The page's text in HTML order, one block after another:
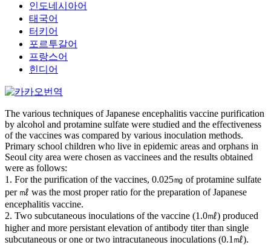
인도네시아어
태국어
터키어
포르투갈어
프랑스어
힌디어
The various techniques of Japanese encephalitis vaccine purification
by alcohol and protamine sulfate were studied and the effectiveness
of the vaccines was compared by various inoculation methods.
Primary school children who live in epidemic areas and orphans in
Seoul city area were chosen as vaccinees and the results obtained
were as follows:
1. For the purification of the vaccines, 0.025㎎ of protamine sulfate
per ㎖ was the most proper ratio for the preparation of Japanese
encephalitis vaccine.
2. Two subcutaneous inoculations of the vaccine (1.0㎖) produced
higher and more persistant elevation of antibody titer than single
subcutaneous or one or two intracutaneous inoculations (0.1㎖).